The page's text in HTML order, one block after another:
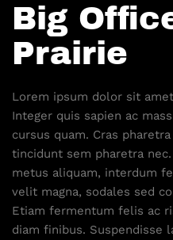
Big
Prairie
Lorem ipsum dolor sit
Integer quis sapien ac
cursus quam. Cras
tincidunt sem pharetra
metus aliquam, interdum
velit magna, sodales sed
Etiam fermentum felis ac
diam finibus. Suspendisse